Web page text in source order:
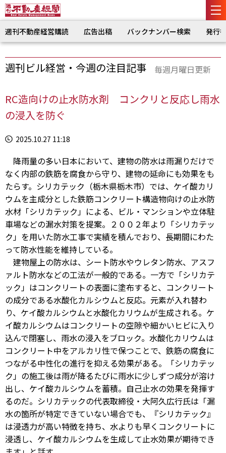
週刊不動産経営購読 広告出稿 バックナンバー検索 発行
週刊ビル経営・今週の注目記事 毎週月曜日更新
RC造向けの止水防水剤 コンクリと反応し雨水
の浸入を防ぐ
2025.10.27 11:18
降雨量の多い日本において、建物の防水は雨漏りだけで
なく内部の鉄筋を腐食から守り、建物の延命にも効果をも
たらす。シリカテック（栃木県栃木市）では、ケイ酸カリ
ウムを主成分とした鉄筋コンクリート構造物向けの止水防
水材「シリカテック」による、ビル・マンションや立体駐
車場などの漏水対策を提案。２００２年より「シリカテッ
ク」を用いた防水工事で実績を積んでおり、長期間にわた
って防水性能を維持している。
建物屋上の防水は、シート防水やウレタン防水、アスフ
ァルト防水などの工法が一般的である。一方で「シリカテ
ック」はコンクリートの表面に塗布すると、コンクリート
の成分である水酸化カルシウムと反応。元素が入れ替わ
り、ケイ酸カルシウムと水酸化カリウムが生成される。ケ
イ酸カルシウムはコンクリートの空隙や細かいヒビに入り
込んで閉塞し、雨水の浸入をブロック。水酸化カリウムは
コンクリート中をアルカリ性で保つことで、鉄筋の腐食に
つながる中性化の進行を抑える効果がある。「シリカテッ
ク」の施工後は雨が降るたびに雨水に少しずつ成分が溶け
出し、ケイ酸カルシウムを蓄積。自己止水の効果を発揮す
るのだ。シリカテックの代表取締役・大阿久広行氏は「漏
水の箇所が特定できていない場合でも、『シリカテック』
は浸透力が高い特徴を持ち、水よりも早くコンクリートに
浸透し、ケイ酸カルシウムを生成して止水効果が期待でき